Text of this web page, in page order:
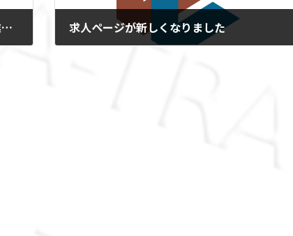
重要：本社電話番号変更と鉄鋼運輸事業部移転のお知らせ 求人ページが新しくなりました